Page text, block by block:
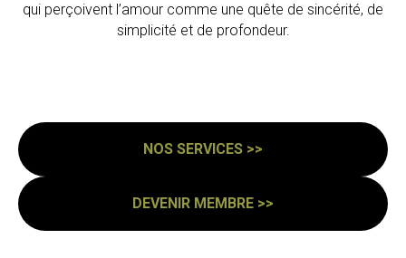
qui perçoivent l’amour comme une quête de sincérité, de
simplicité et de profondeur.
NOS SERVICES >>
DEVENIR MEMBRE >>